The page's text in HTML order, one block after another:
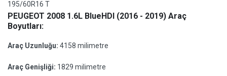
195/60R16 T
PEUGEOT 2008 1.6L BlueHDI (2016 - 2019) Araç
Boyutları:
Araç Uzunluğu: 4158 milimetre
Araç Genişliği: 1829 milimetre